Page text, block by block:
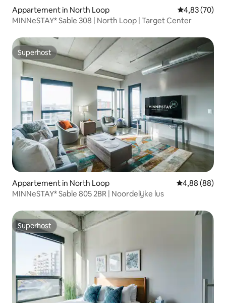
Appartement in North Loop Gemiddelde
4,83 (70)
MINNeSTAY* Sable 308 | North Loop | Target Center
Superhost
Superhost
Appartement in North Loop Gemiddelde
4,88 (88)
MINNeSTAY* Sable 805 2BR | Noordelijke lus
Superhost
Superhost